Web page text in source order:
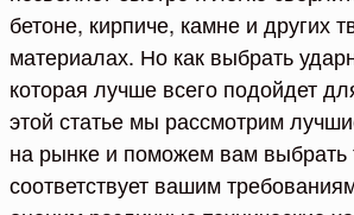
бетоне, кирпиче, камне и других
материалах. Но как выбрать
которая лучше всего подойдет
этой статье мы рассмотрим
на рынке и поможем вам выбрать
соответствует вашим